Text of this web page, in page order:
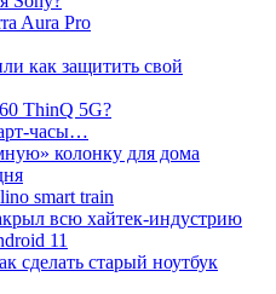
Aura Pro
как защитить свой
ThinQ 5G?
часы…
колонку для дома
smart train
всю хайтек-индустрию
11
сделать старый ноутбук